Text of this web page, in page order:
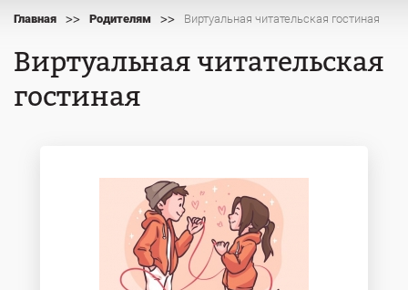
Главная >> Родителям >> Виртуальная читательская гостиная
Виртуальная читательская
гостиная